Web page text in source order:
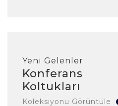
Yeni Gelenler
Konferans
Koltukları
Koleksiyonu Görüntüle